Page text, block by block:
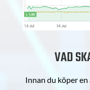
VAD
Innan du köper